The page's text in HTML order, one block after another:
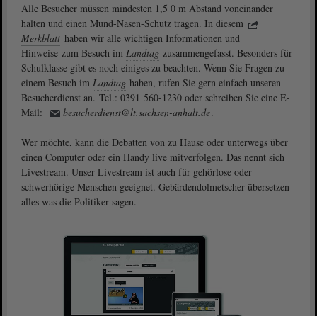
Alle Besucher müssen mindesten 1,5 0 m Abstand voneinander
halten und einen Mund-Nasen-Schutz tragen. In diesem
Merkblatt haben wir alle wichtigen Informationen und
Hinweise zum Besuch im Landtag zusammengefasst. Besonders für
Schulklasse gibt es noch einiges zu beachten. Wenn Sie Fragen zu
einem Besuch im Landtag haben, rufen Sie gern einfach unseren
Besucherdienst an. Tel.: 0391 560-1230 oder schreiben Sie eine E-
Mail:
besucherdienst@lt.sachsen-anhalt.de.
Wer möchte, kann die Debatten von zu Hause oder unterwegs über
einen Computer oder ein Handy live mitverfolgen. Das nennt sich
Livestream. Unser Livestream ist auch für gehörlose oder
schwerhörige Menschen geeignet. Gebärdendolmetscher übersetzen
alles was die Politiker sagen.